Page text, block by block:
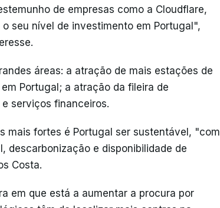
de empresas como a Cloudflare,
seu nível de investimento em Portugal",
áreas: a atração de mais estações de
Portugal; a atração da fileira de
serviços financeiros.
mais fortes é Portugal ser sustentável, "com
descarbonização e disponibilidade de
Costa.
em que está a aumentar a procura por